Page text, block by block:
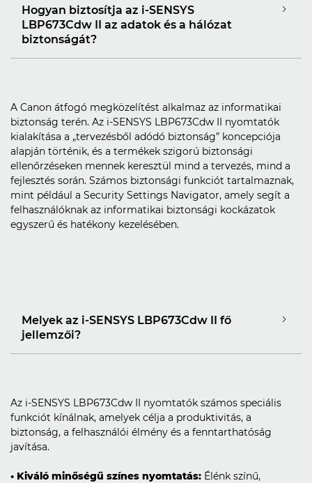
Hogyan biztosítja az i-SENSYS
LBP673Cdw II az adatok és a hálózat
biztonságát?
A Canon átfogó megközelítést alkalmaz az informatikai
biztonság terén. Az i-SENSYS LBP673Cdw II nyomtatók
kialakítása a „tervezésből adódó biztonság” koncepciója
alapján történik, és a termékek szigorú biztonsági
ellenőrzéseken mennek keresztül mind a tervezés, mind a
fejlesztés során. Számos biztonsági funkciót tartalmaznak,
mint például a Security Settings Navigator, amely segít a
felhasználóknak az informatikai biztonsági kockázatok
egyszerű és hatékony kezelésében.
Melyek az i-SENSYS LBP673Cdw II fő
jellemzői?
Az i-SENSYS LBP673Cdw II nyomtatók számos speciális
funkciót kínálnak, amelyek célja a produktivitás, a
biztonság, a felhasználói élmény és a fenntarthatóság
javítása.
• Kiváló minőségű színes nyomtatás: Élénk színű,